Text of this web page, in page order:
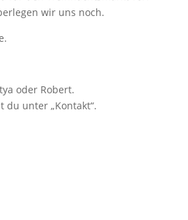
wir uns noch.
oder Robert.
du unter „Kontakt“.